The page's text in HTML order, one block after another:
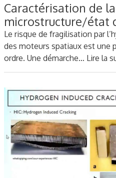
Caractérisation de
microstructure/état
Le risque de fragilisation par
des moteurs spatiaux est une
ordre. Une démarche… Lire la